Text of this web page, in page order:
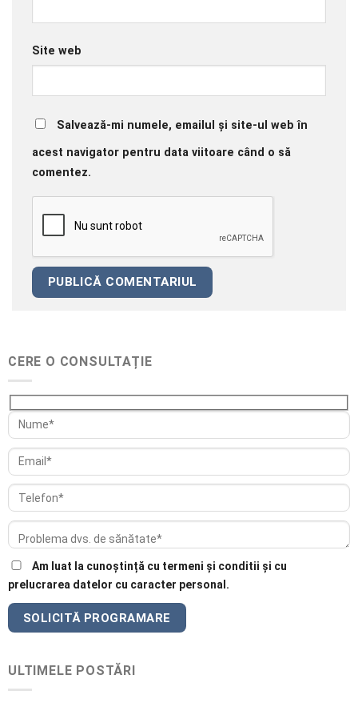
Site web
Salvează-mi numele, emailul și site-ul web în
acest navigator pentru data viitoare când o să
comentez.
CERE O CONSULTAȚIE
Am luat la cunoștință cu termeni și conditii și cu
prelucrarea datelor cu caracter personal.
ULTIMELE POSTĂRI